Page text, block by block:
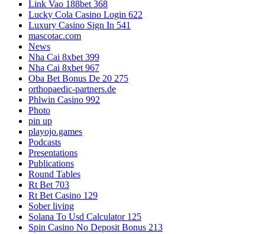
Link Vao 188bet 368
Lucky Cola Casino Login 622
Luxury Casino Sign In 541
mascotac.com
News
Nha Cai 8xbet 399
Nha Cai 8xbet 967
Oba Bet Bonus De 20 275
orthopaedic-partners.de
Phlwin Casino 992
Photo
pin up
playojo.games
Podcasts
Presentations
Publications
Round Tables
Rt Bet 703
Rt Bet Casino 129
Sober living
Solana To Usd Calculator 125
Spin Casino No Deposit Bonus 213